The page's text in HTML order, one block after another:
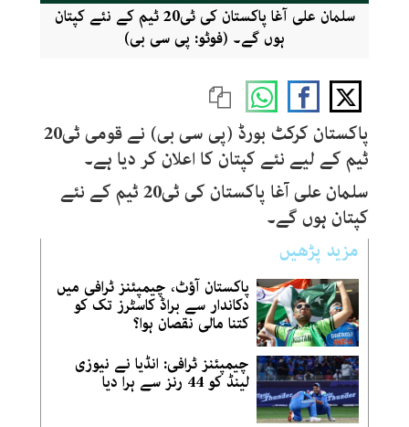
سلمان علی آغا پاکستان کی ٹی20 ٹیم کے نئے کپتان
ہوں گے۔ (فوٹو: پی سی بی)
پاکستان کرکٹ بورڈ (پی سی بی) نے قومی ٹی20
ٹیم کے لیے نئے کپتان کا اعلان کر دیا ہے۔
سلمان علی آغا پاکستان کی ٹی20 ٹیم کے نئے
کپتان ہوں گے۔
مزید پڑھیں
پاکستان آؤٹ، چیمپئنز ٹرافی میں
دکاندار سے براڈ کاسٹرز تک کو
کتنا مالی نقصان ہوا؟
چیمپئنز ٹرافی: انڈیا نے نیوزی
لینڈ کو 44 رنز سے ہرا دیا